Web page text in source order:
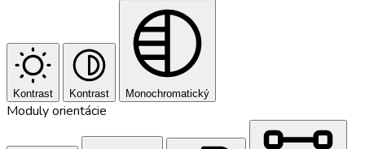
Kontrast Kontrast Monochromatický
Moduly orientácie